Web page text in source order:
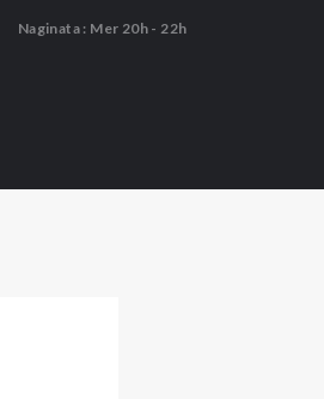
Naginata : Mer 20h - 22h